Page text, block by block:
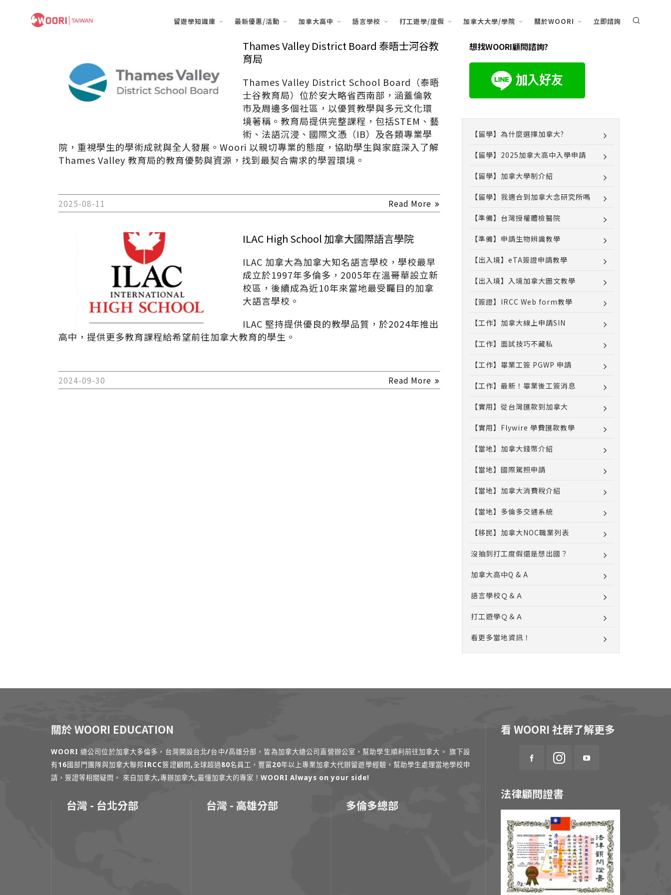
留遊學知識庫 最新優惠/活動 加拿大高中 語言學校 打工遊學/度假 加拿大大學/學院 關於WOORI 立即諮詢
Thames Valley District Board 泰晤士河谷教
育局
Thames Valley District School Board（泰晤
士谷教育局）位於安大略省西南部，涵蓋倫敦
市及周邊多個社區，以優質教學與多元文化環
境著稱。教育局提供完整課程，包括STEM、藝
術、法語沉浸、國際文憑（IB）及各類專業學
院，重視學生的學術成就與全人發展。Woori 以親切專業的態度，協助學生與家庭深入了解
Thames Valley 教育局的教育優勢與資源，找到最契合需求的學習環境。
2025-08-11 Read More
ILAC High School 加拿大國際語言學院
ILAC 加拿大為加拿大知名語言學校，學校最早
成立於1997年多倫多，2005年在溫哥華設立新
校區，後續成為近10年來當地最受矚目的加拿
大語言學校。
ILAC 堅持提供優良的教學品質，於2024年推出
高中，提供更多教育課程給希望前往加拿大教育的學生。
2024-09-30 Read More
想找WOORI顧問諮詢?
【留學】為什麼選擇加拿大?
【留學】2025加拿大高中入學申請
【留學】加拿大學制介紹
【留學】我適合到加拿大念研究所嗎
【準備】台灣授權體檢醫院
【準備】申請生物辨識教學
【出入境】eTA簽證申請教學
【出入境】入境加拿大圖文教學
【簽證】IRCC Web form教學
【工作】加拿大線上申請SIN
【工作】面試技巧不藏私
【工作】畢業工簽 PGWP 申請
【工作】最新！畢業後工簽消息
【實用】從台灣匯款到加拿大
【實用】Flywire 學費匯款教學
【當地】加拿大錢幣介紹
【當地】國際駕照申請
【當地】加拿大消費稅介紹
【當地】多倫多交通系統
【移民】加拿大NOC職業列表
沒抽到打工度假還是想出國？
加拿大高中Q & A
語言學校Ｑ＆Ａ
打工遊學Ｑ＆Ａ
看更多當地資訊！
關於 WOORI EDUCATION
WOORI 總公司位於加拿大多倫多，台灣開設台北/台中/高雄分部，皆為加拿大總公司直營辦公室，幫助學生順利前往加拿大。 旗下設
有16國部門團隊與加拿大聯邦IRCC簽證顧問,全球超過80名員工，豐富20年以上專業加拿大代辦留遊學經驗，幫助學生處理當地學校申
請，簽證等相關疑問。 來自加拿大,專辦加拿大,最懂加拿大的專家！WOORI Always on your side!
台灣 - 台北分部 台灣 - 高雄分部 多倫多總部
看 WOORI 社群了解更多
法律顧問證書